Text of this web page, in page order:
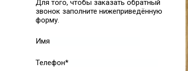
Для того, чтобы заказать обратный
звонок заполните нижеприведённую
форму.
Имя
Телефон*